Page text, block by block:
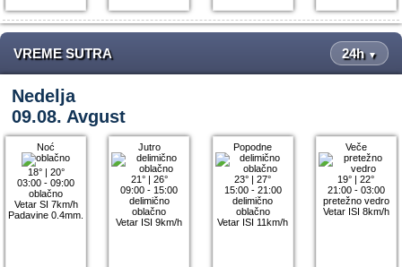
VREME SUTRA 24h ▼
Nedelja
09.08. Avgust
Noć
18°| 20°
03:00 - 09:00
oblačno
Vetar SI 7km/h
Padavine 0.4mm.
Jutro
21°| 26°
09:00 - 15:00
delimično
oblačno
Vetar ISI 9km/h
Popodne
23° |27°
15:00 - 21:00
delimično
oblačno
Vetar ISI 11km/h
Veče
19° |22°
21:00 - 03:00
pretežno vedro
Vetar ISI 8km/h